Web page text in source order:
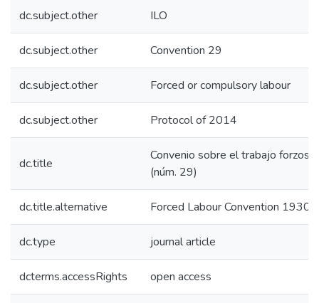
dc.subject.other ILO
dc.subject.other Convention 29
dc.subject.other Forced or compulsory labour
dc.subject.other Protocol of 2014
dc.title
Convenio sobre el trabajo
(núm. 29)
dc.title.alternative Forced Labour Convention 1930
dc.type journal article
dcterms.accessRights open access